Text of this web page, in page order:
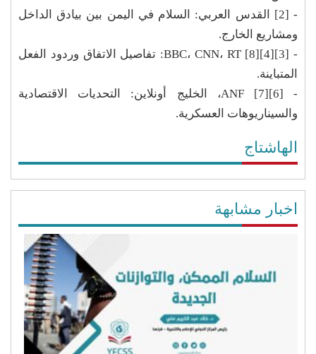
- [2] القدس العربي: السلام في اليمن بين بيادق الداخل
ومشاريع الخارج.
- [3][4][8] BBC، CNN، RT: تفاصيل الاتفاق وردود الفعل
المتباينة.
- [6][7] ANF، الخليج أونلاين: التحديات الاقتصادية
والسيناريوهات العسكرية.
الهاشتاج
اخبار مشابهة